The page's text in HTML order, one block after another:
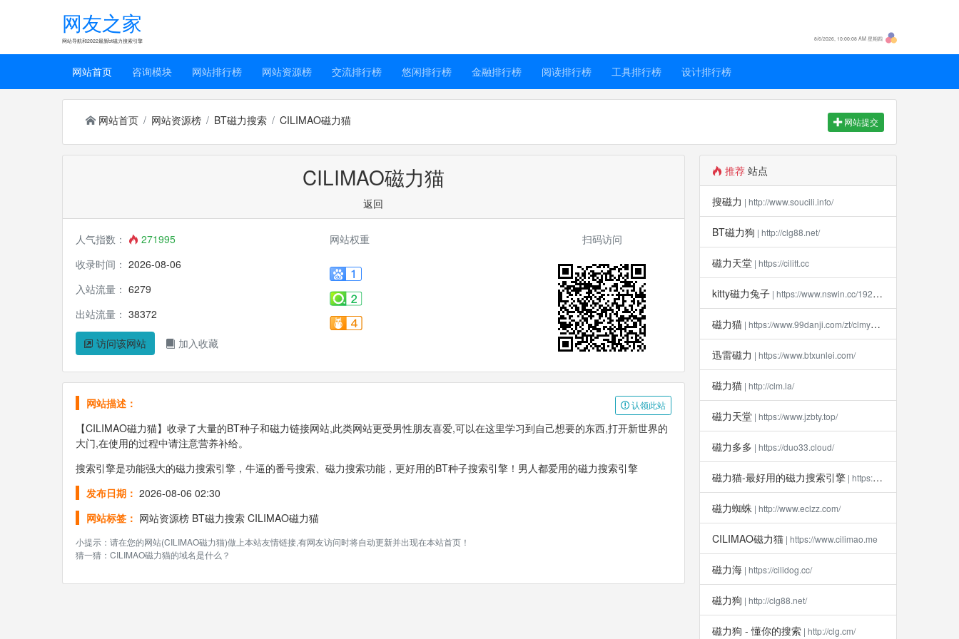
网友之家
网站导航和2022最新bt磁力搜索引擎 8/6/2026, 10:00:08 AM 星期四
网站首页 咨询模块 网站排行榜 网站资源榜 交流排行榜 悠闲排行榜 金融排行榜 阅读排行榜 工具排行榜 设计排行榜
网站首页 网站资源榜 BT磁力搜索 CILIMAO磁力猫 网站提交
CILIMAO磁力猫
返回
人气指数：
271995
收录时间： 2026-08-06
入站流量： 6279
出站流量： 38372
访问该网站 加入收藏
网站权重 扫码访问
认领此站
网站描述：
【CILIMAO磁力猫】收录了大量的BT种子和磁力链接网站,此类网站更受男性朋友喜爱,可以在这里学习到自己想要的东西,打开新世界的
大门,在使用的过程中请注意营养补给。
搜索引擎是功能强大的磁力搜索引擎，牛逼的番号搜索、磁力搜索功能，更好用的BT种子搜索引擎！男人都爱用的磁力搜索引擎
发布日期： 2026-08-06 02:30
网站标签： 网站资源榜 BT磁力搜索 CILIMAO磁力猫
小提示：请在您的网站(CILIMAO磁力猫)做上本站友情链接,有网友访问时将自动更新并出现在本站首页！
猜一猜：CILIMAO磁力猫的域名是什么？
推荐 站点
搜磁力 | http://www.soucili.info/
BT磁力狗 | http://clg88.net/
磁力天堂 | https://cilitt.cc
kitty磁力兔子 | https://www.nswin.cc/19270.html
磁力猫 | https://www.99danji.com/zt/clmykxz/
迅雷磁力 | https://www.btxunlei.com/
磁力猫 | http://clm.la​/
磁力天堂 | https://www.jzbty.top/
磁力多多 | https://duo33.cloud/
磁力猫-最好用的磁力搜索引擎 | https://clm112.xyz
磁力蜘蛛 | http://www.eclzz.com/
CILIMAO磁力猫 | https://www.cilimao.me
磁力海 | https://cilidog.cc/
磁力狗 | http://clg88.net/
磁力狗 - 懂你的搜索 | http://clg.cm/